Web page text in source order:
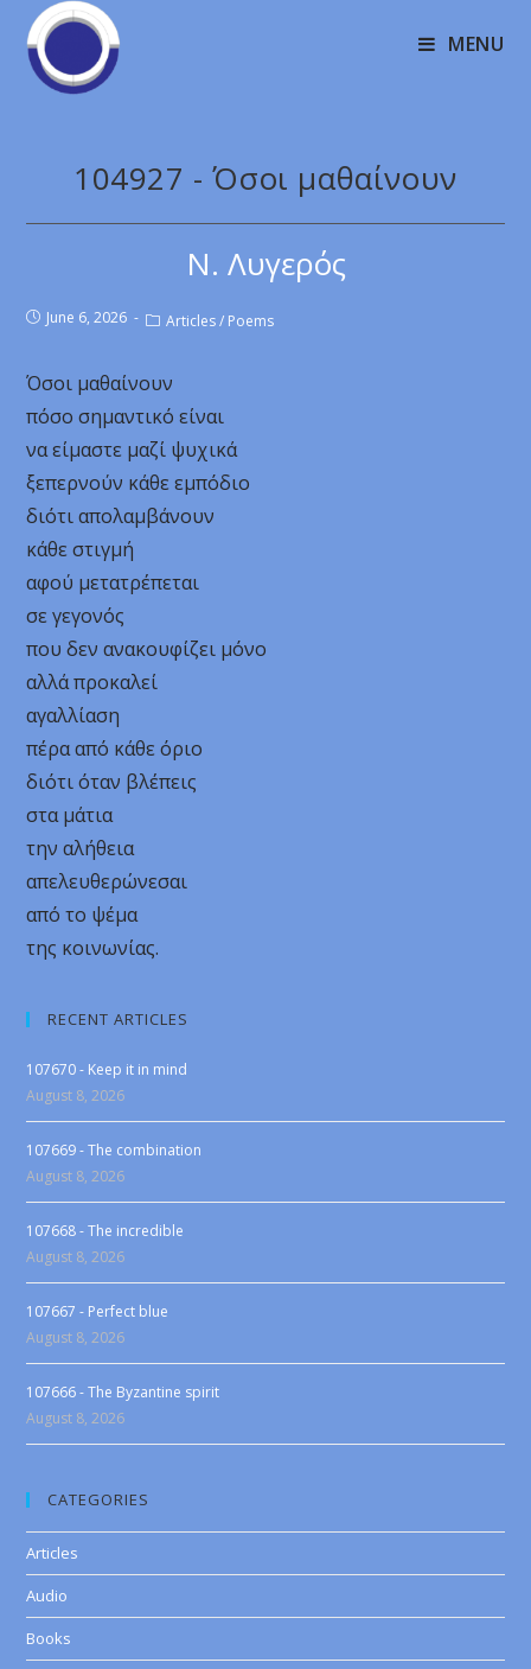
MENU
104927 - Όσοι μαθαίνουν
Ν. Λυγερός
June 6, 2026 Articles / Poems
Όσοι μαθαίνουν
πόσο σημαντικό είναι
να είμαστε μαζί ψυχικά
ξεπερνούν κάθε εμπόδιο
διότι απολαμβάνουν
κάθε στιγμή
αφού μετατρέπεται
σε γεγονός
που δεν ανακουφίζει μόνο
αλλά προκαλεί
αγαλλίαση
πέρα από κάθε όριο
διότι όταν βλέπεις
στα μάτια
την αλήθεια
απελευθερώνεσαι
από το ψέμα
της κοινωνίας.
RECENT ARTICLES
107670 - Keep it in mind
August 8, 2026
107669 - The combination
August 8, 2026
107668 - The incredible
August 8, 2026
107667 - Perfect blue
August 8, 2026
107666 - The Byzantine spirit
August 8, 2026
CATEGORIES
Articles
Audio
Books